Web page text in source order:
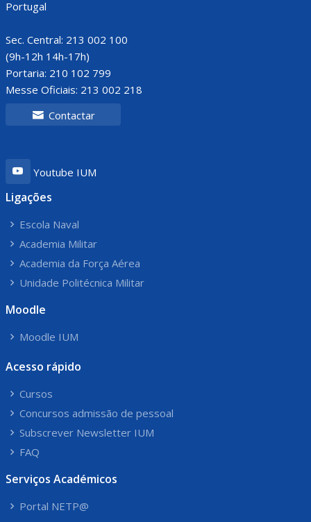
Portugal
Sec. Central: 213 002 100
(9h-12h 14h-17h)
Portaria: 210 102 799
Messe Oficiais: 213 002 218
Contactar
Youtube IUM
Ligações
Escola Naval
Academia Militar
Academia da Força Aérea
Unidade Politécnica Militar
Moodle
Moodle IUM
Acesso rápido
Cursos
Concursos admissão de pessoal
Subscrever Newsletter IUM
FAQ
Serviços Académicos
Portal NETP@